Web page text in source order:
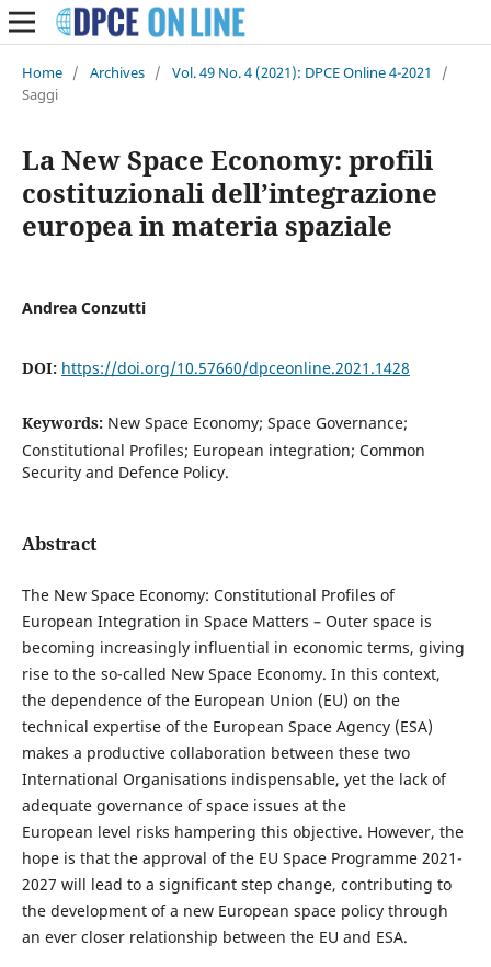
Home / Archives / Vol. 49 No. 4 (2021): DPCE Online 4-2021
/
Saggi
La New Space Economy: profili
costituzionali dell’integrazione
europea in materia spaziale
Andrea Conzutti
DOI: https://doi.org/10.57660/dpceonline.2021.1428
Keywords: New Space Economy; Space Governance;
Constitutional Profiles; European integration; Common
Security and Defence Policy.
Abstract
The New Space Economy: Constitutional Profiles of
European Integration in Space Matters – Outer space is
becoming increasingly influential in economic terms, giving
rise to the so-called New Space Economy. In this context,
the dependence of the European Union (EU) on the
technical expertise of the European Space Agency (ESA)
makes a productive collaboration between these two
International Organisations indispensable, yet the lack of
adequate governance of space issues at the
European level risks hampering this objective. However, the
hope is that the approval of the EU Space Programme 2021-
2027 will lead to a significant step change, contributing to
the development of a new European space policy through
an ever closer relationship between the EU and ESA.